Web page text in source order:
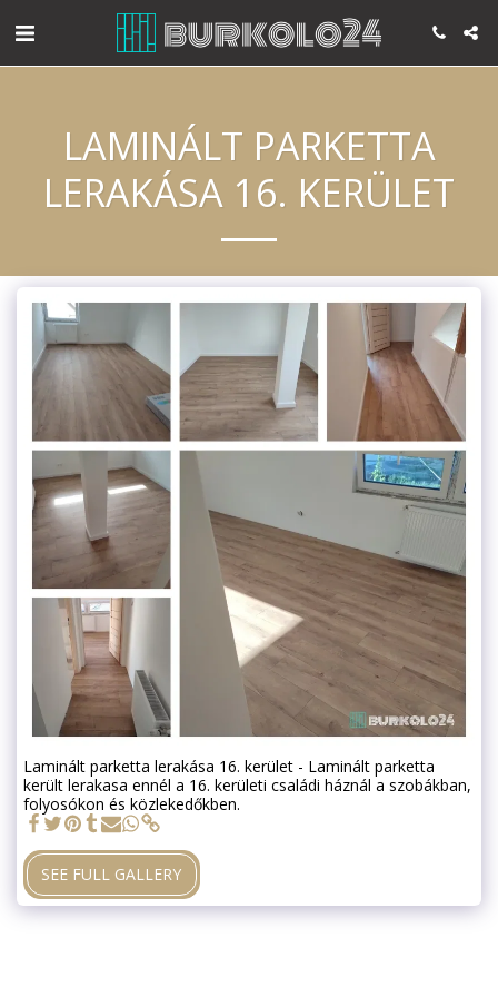
LAMINÁLT PARKETTA
LERAKÁSA 16. KERÜLET
Laminált parketta lerakása 16. kerület - Laminált parketta
került lerakasa ennél a 16. kerületi családi háznál a szobákban,
folyosókon és közlekedőkben.
SEE FULL GALLERY